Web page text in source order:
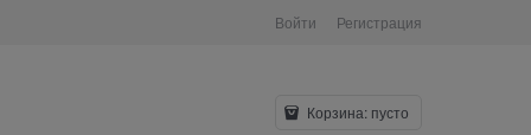
Войти Регистрация
Корзина: пусто